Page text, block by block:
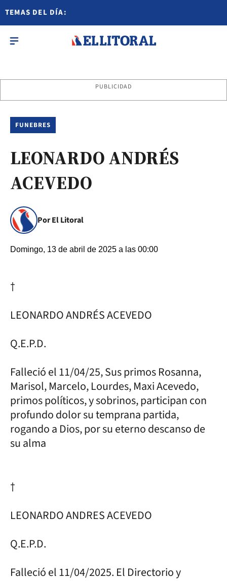
TEMAS DEL DÍA:
PUBLICIDAD
FUNEBRES
LEONARDO ANDRÉS
ACEVEDO
Por El Litoral
Domingo, 13 de abril de 2025 a las 00:00
†
LEONARDO ANDRÉS ACEVEDO
Q.E.P.D.
Falleció el 11/04/25, Sus primos Rosanna,
Marisol, Marcelo, Lourdes, Maxi Acevedo,
primos políticos, y sobrinos, participan con
profundo dolor su temprana partida,
rogando a Dios, por su eterno descanso de
su alma
†
LEONARDO ANDRES ACEVEDO
Q.E.P.D.
Falleció el 11/04/2025. El Directorio y